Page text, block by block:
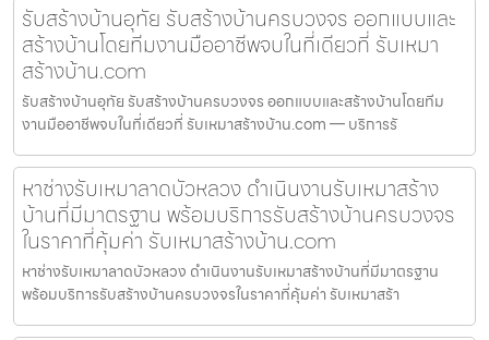
รับสร้างบ้านอุทัย รับสร้างบ้านครบวงจร ออกแบบและ
สร้างบ้านโดยทีมงานมืออาชีพจบในที่เดียวที่ รับเหมา
สร้างบ้าน.com
รับสร้างบ้านอุทัย รับสร้างบ้านครบวงจร ออกแบบและสร้างบ้านโดยทีม
งานมืออาชีพจบในที่เดียวที่ รับเหมาสร้างบ้าน.com — บริการรั
หาช่างรับเหมาลาดบัวหลวง ดำเนินงานรับเหมาสร้าง
บ้านที่มีมาตรฐาน พร้อมบริการรับสร้างบ้านครบวงจร
ในราคาที่คุ้มค่า รับเหมาสร้างบ้าน.com
หาช่างรับเหมาลาดบัวหลวง ดำเนินงานรับเหมาสร้างบ้านที่มีมาตรฐาน
พร้อมบริการรับสร้างบ้านครบวงจรในราคาที่คุ้มค่า รับเหมาสร้า